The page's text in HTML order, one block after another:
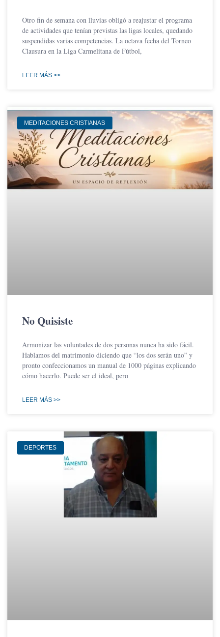
Otro fin de semana con lluvias obligó a reajustar el programa
de actividades que tenían previstas las ligas locales, quedando
suspendidas varias competencias. La octava fecha del Torneo
Clausura en la Liga Carmelitana de Fútbol,
LEER MÁS >>
MEDITACIONES CRISTIANAS
No Quisiste
Armonizar las voluntades de dos personas nunca ha sido fácil.
Hablamos del matrimonio diciendo que “los dos serán uno” y
pronto confeccionamos un manual de 1000 páginas explicando
cómo hacerlo. Puede ser el ideal, pero
LEER MÁS >>
DEPORTES